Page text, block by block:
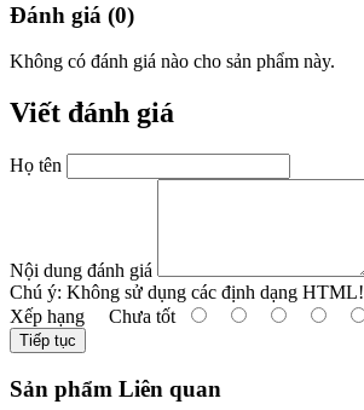
Đánh giá (0)
Không có đánh giá nào cho sản phẩm này.
Viết đánh giá
Họ tên
Nội dung đánh giá
Chú ý: Không sử dụng các định dạng HTML!
Xếp hạng Chưa tốt
Tiếp tục
Sản phẩm Liên quan